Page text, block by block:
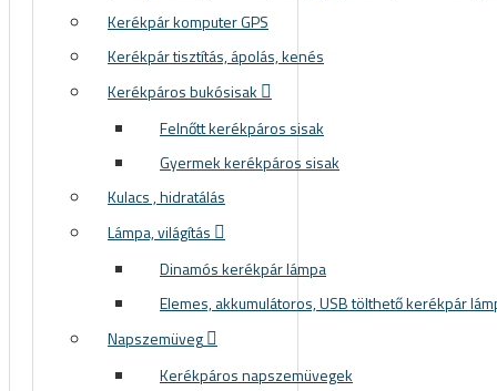
Kerékpár komputer GPS
Kerékpár tisztítás, ápolás, kenés
Kerékpáros bukósisak
Felnőtt kerékpáros sisak
Gyermek kerékpáros sisak
Kulacs , hidratálás
Lámpa, világítás
Dinamós kerékpár lámpa
Elemes, akkumulátoros, USB tölthető kerékpár
Napszemüveg
Kerékpáros napszemüvegek